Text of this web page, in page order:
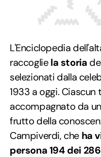
L'Enciclopedia
raccogliela storia
selezionati dalla
1933 a oggi.
accompagnato da
frutto della
Campiverdi, che ha
persona 194 dei